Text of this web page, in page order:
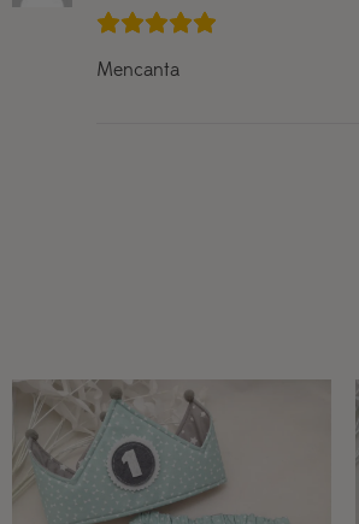
Mencanta